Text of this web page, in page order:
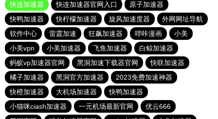
快连加速器
快连加速器官网入口
原子加速器
快鸭加速器
快柠檬加速器 旋风加速度器
外网网址导航
软件中心
雷霆加速 狂飙加速器 哔咔漫画
小美
小美vpn
小美加速器 飞鱼加速器
白鲸加速器
蚂蚁vp加速器官网
黑洞加速下载器官网
快联加速器
橘子加速器
黑洞官方加速器
2023免费加速神器
快橙加速器
大机场加速器
快鸭加速器
小猫咪ciash加速器
一元机场最新官网
优云666